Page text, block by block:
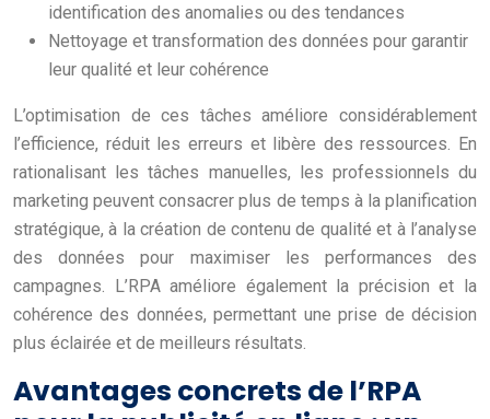
identification des anomalies ou des tendances
Nettoyage et transformation des données pour garantir
leur qualité et leur cohérence
L’optimisation de ces tâches améliore considérablement
l’efficience, réduit les erreurs et libère des ressources. En
rationalisant les tâches manuelles, les professionnels du
marketing peuvent consacrer plus de temps à la planification
stratégique, à la création de contenu de qualité et à l’analyse
des données pour maximiser les performances des
campagnes. L’RPA améliore également la précision et la
cohérence des données, permettant une prise de décision
plus éclairée et de meilleurs résultats.
Avantages concrets de l’RPA